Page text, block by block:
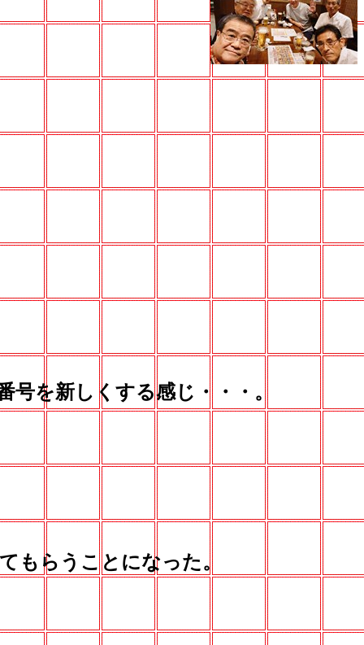
を新しくする感じ・・・。
もらうことになった。